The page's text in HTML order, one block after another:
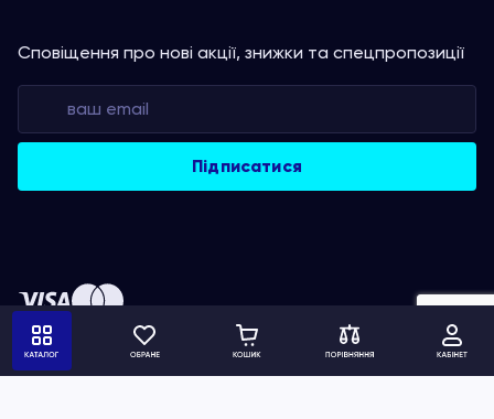
Сповіщення про нові акції, знижки та спецпропозиції